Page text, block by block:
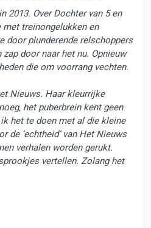
2013. Over Dochter van 5 en
treinongelukken en
door plunderende relschoppers
door naar het nu. Opnieuw
die om voorrang vechten.
Nieuws. Haar kleurrijke
het puberbrein kent geen
het te doen met al die kleine
de ‘echtheid’ van Het Nieuws
verhalen worden gerukt.
vertellen. Zolang het